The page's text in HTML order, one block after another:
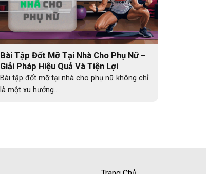
Bài Tập Đốt Mỡ Tại Nhà Cho Phụ Nữ –
Giải Pháp Hiệu Quả Và Tiện Lợi
Bài tập đốt mỡ tại nhà cho phụ nữ không chỉ
là một xu hướng...